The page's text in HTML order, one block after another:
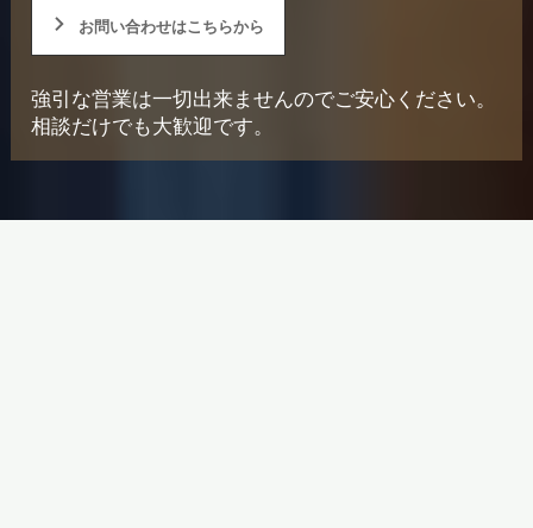
お問い合わせはこちらから
強引な営業は一切出来ませんのでご安心ください。
相談だけでも大歓迎です。